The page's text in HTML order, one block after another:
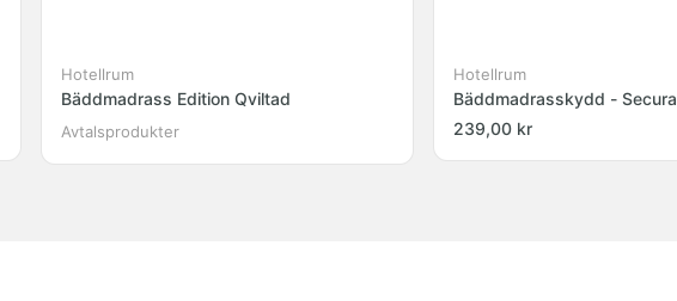
Hotellrum
Bäddmadrass Edition Qviltad
Avtalsprodukter
Hotellrum
Bäddmadrasskydd - Secura
239,00 kr